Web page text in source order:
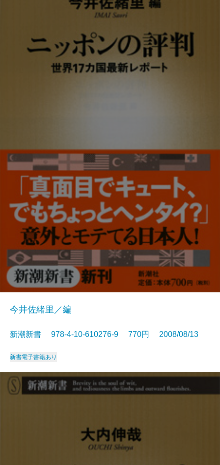
今井佐緒里／編
新潮新書 978-4-10-610276-9 770円 2008/08/13
新書電子書籍あり